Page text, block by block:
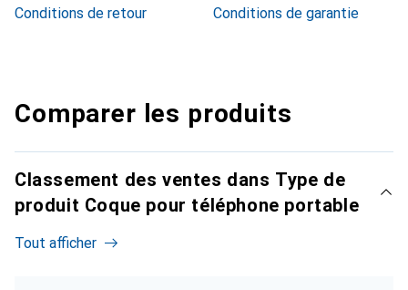
Conditions de retour
Conditions de garantie
Comparer les produits
Classement des ventes dans Type de
produit Coque pour téléphone portable
Tout afficher